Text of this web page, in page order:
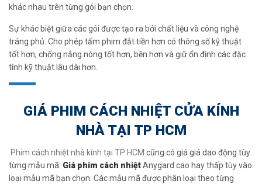
khác nhau trên từng gói bạn chọn.
Sự khác biệt giữa các gói được tạo ra bởi chất liệu và công nghệ
tráng phủ. Cho phép tấm phim đắt tiền hơn có thông số kỹ thuật
tốt hơn, chống nắng nóng tốt hơn, bền hơn và giữ ổn định các đặc
tính kỹ thuật lâu dài hơn.
GIÁ PHIM CÁCH NHIỆT CỬA KÍNH
NHÀ TẠI TP HCM
Phim cách nhiệt nhà kính tại TP HCM cũng có giá giá dao động tùy
từng mẫu mã. Giá phim cách nhiệtAnygard cao hay thấp tùy vào
loại mẫu mã bạn chọn. Các mẫu mã được phân loại theo từng